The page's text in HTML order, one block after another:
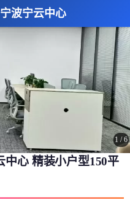
宁波宁云中心
1 /6
中心 精装小户型150平